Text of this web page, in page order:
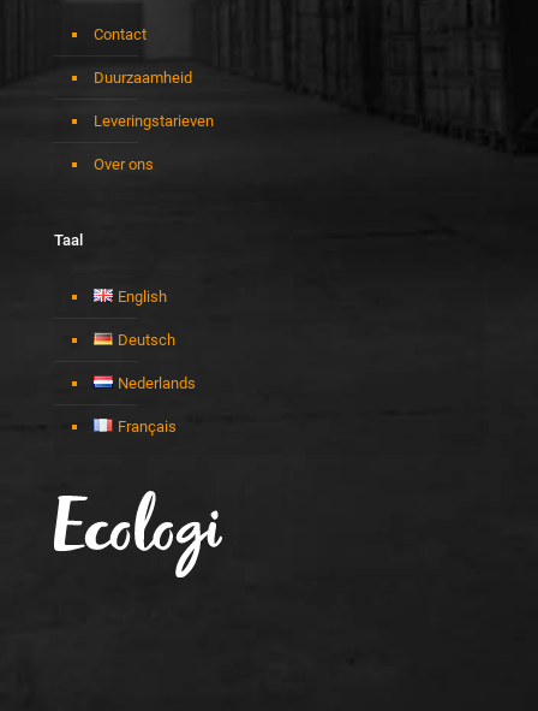
Contact
Duurzaamheid
Leveringstarieven
Over ons
Taal
English
Deutsch
Nederlands
Français